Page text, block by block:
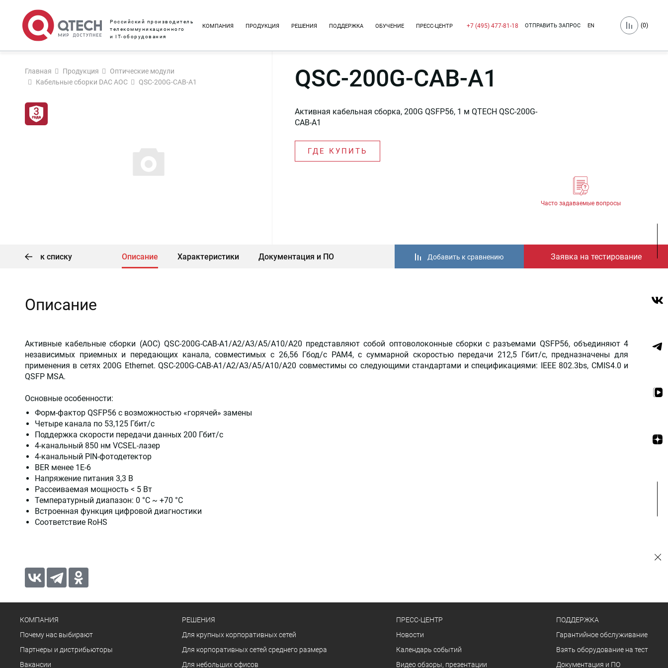
Российский производитель
телекоммуникационного
и IT-оборудования
КОМПАНИЯ ПРОДУКЦИЯ РЕШЕНИЯ ПОДДЕРЖКА ОБУЧЕНИЕ ПРЕСС-ЦЕНТР +7 (495) 477-81-18 ОТПРАВИТЬ ЗАПРОС EN (0)
Главная Продукция
Оптические модули
Кабельные сборки DAC AOC
QSC-200G-CAB-A1 QSC-200G-CAB-A1
Активная кабельная сборка, 200G QSFP56, 1 м QTECH QSC-200G-
CAB-A1
ГДЕ КУПИТЬ
Часто задаваемые вопросы
к списку Описание Характеристики Документация и ПО Заявка на тестирование
Добавить к сравнению
Описание
Активные кабельные сборки (AOC) QSC-200G-CAB-A1/A2/A3/A5/A10/A20 представляют собой оптоволоконные сборки с разъемами QSFP56, объединяют 4
независимых приемных и передающих канала, совместимых с 26,56 Гбод/с PAM4, с суммарной скоростью передачи 212,5 Гбит/с, предназначены для
применения в сетях 200G Ethernet. QSC-200G-CAB-A1/A2/A3/A5/A10/A20 совместимы со следующими стандартами и спецификациями: IEEE 802.3bs, CMIS4.0 и
QSFP MSA.
Основные особенности:
Форм-фактор QSFP56 с возможностью «горячей» замены
Четыре канала по 53,125 Гбит/c
Поддержка скорости передачи данных 200 Гбит/с
4-канальный 850 нм VCSEL-лазер
4-канальный PIN-фотодетектор
BER менее 1E-6
Напряжение питания 3,3 В
Рассеиваемая мощность < 5 Вт
Температурный диапазон: 0 °C ~ +70 °C
Встроенная функция цифровой диагностики
Соответствие RoHS
КОМПАНИЯ
Почему нас выбирают
Партнеры и дистрибьюторы
Вакансии
РЕШЕНИЯ
Для крупных корпоративных сетей
Для корпоративных сетей среднего размера
Для небольших офисов
ПРЕСС-ЦЕНТР
Новости
Календарь событий
Видео обзоры, презентации
ПОДДЕРЖКА
Гарантийное обслуживание
Взять оборудование на тест
Документация и ПО